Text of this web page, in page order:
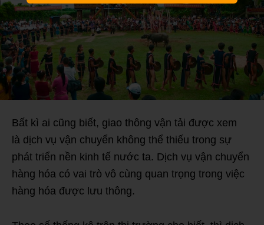
Bất kì ai cũng biết, giao thông vận tải được xem
là dịch vụ vận chuyển không thể thiếu trong sự
phát triển nền kinh tế nước ta. Dịch vụ vận chuyển
hàng hóa có vai trò vô cùng quan trọng trong việc
hàng hóa được lưu thông.